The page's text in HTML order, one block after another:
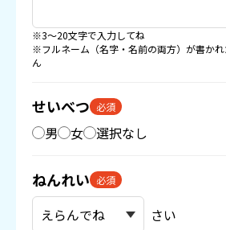
※3〜20文字で入力してね
※フルネーム（名字・名前の両方）が書か
ん
せいべつ 必須
男 女 選択なし
ねんれい 必須
さい